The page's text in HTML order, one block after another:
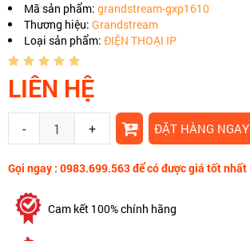
Mã sản phẩm: ​grandstream-gxp1610
Thương hiệu: Grandstream
Loại sản phẩm: ĐIỆN THOẠI IP
LIÊN HỆ
- + ĐẶT HÀNG NGAY
Gọi ngay : 0983.699.563 để có được giá tốt nhất
Cam kết 100% chính hãng